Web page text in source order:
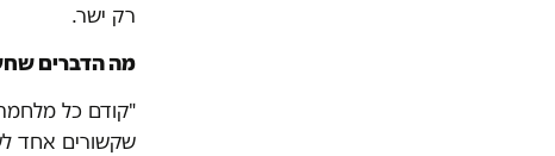
רק ישר.
מה הדברים
"קודם כל
שקשורים אחד